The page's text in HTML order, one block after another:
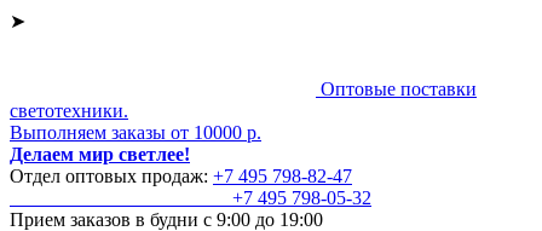
➤
Оптовые поставки
светотехники.
Выполняем заказы от 10000 р.
Делаем мир светлее!
Отдел оптовых продаж: +7 495 798-82-47
+7 495 798-05-32
Прием заказов в будни с 9:00 до 19:00